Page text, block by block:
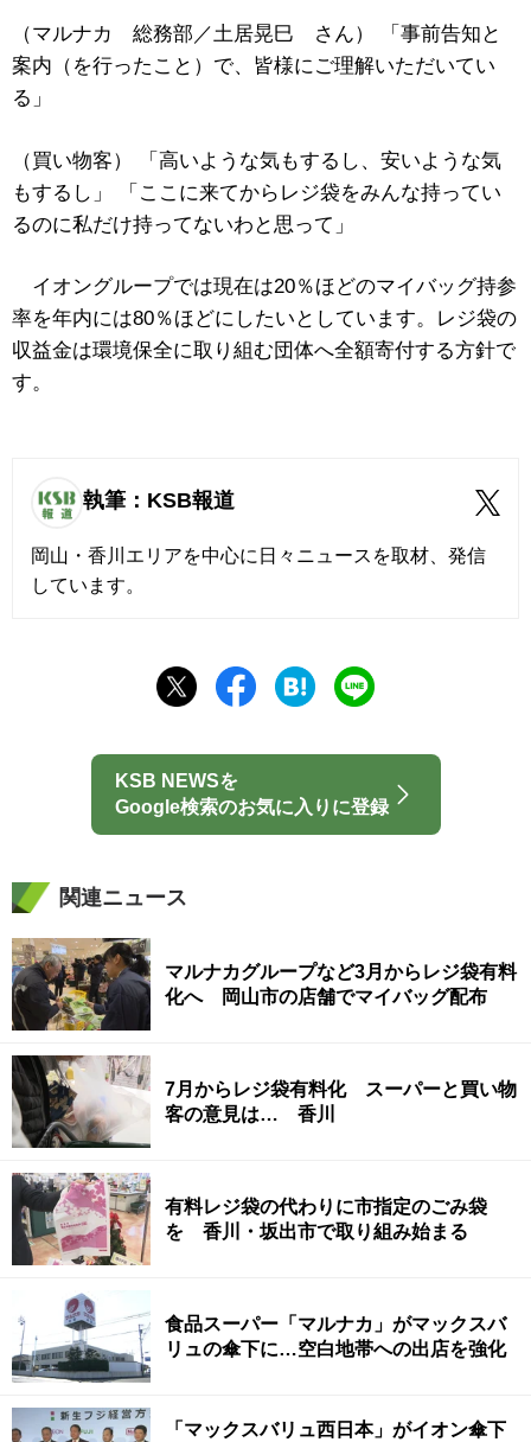
（マルナカ 総務部／土居晃巳 さん） 「事前告知と
案内（を行ったこと）で、皆様にご理解いただいてい
る」
（買い物客） 「高いような気もするし、安いような気
もするし」 「ここに来てからレジ袋をみんな持ってい
るのに私だけ持ってないわと思って」
イオングループでは現在は20％ほどのマイバッグ持参
率を年内には80％ほどにしたいとしています。レジ袋の
収益金は環境保全に取り組む団体へ全額寄付する方針で
す。
執筆：KSB報道
岡山・香川エリアを中心に日々ニュースを取材、発信
しています。
KSB NEWSを
Google検索のお気に入りに登録
関連ニュース
マルナカグループなど3月からレジ袋有料
化へ 岡山市の店舗でマイバッグ配布
7月からレジ袋有料化 スーパーと買い物
客の意見は… 香川
有料レジ袋の代わりに市指定のごみ袋
を 香川・坂出市で取り組み始まる
食品スーパー「マルナカ」がマックスバ
リュの傘下に…空白地帯への出店を強化
「マックスバリュ西日本」がイオン傘下